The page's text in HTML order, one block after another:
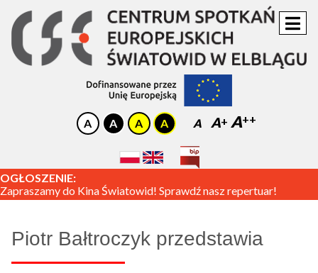
A A A
OGŁOSZENIE:
Zapraszamy do Kina Światowid! Sprawdź nasz repertuar!
Piotr Bałtroczyk przedstawia